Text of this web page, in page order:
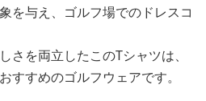
を与え、ゴルフ場でのドレスコ
さを両立したこのTシャツは、
すすめのゴルフウェアです。